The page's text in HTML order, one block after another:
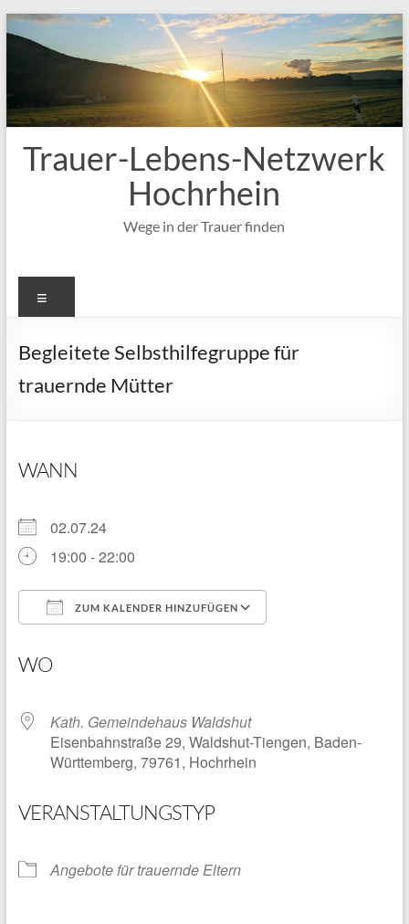
Zum
Inhalt
springen
Trauer-Lebens-Netzwerk
Hochrhein
Wege in der Trauer finden
Begleitete Selbsthilfegruppe für
trauernde Mütter
WANN
02.07.24
19:00 - 22:00
ZUM KALENDER HINZUFÜGEN
WO
Kath. Gemeindehaus Waldshut
Eisenbahnstraße 29, Waldshut-Tiengen, Baden-
Württemberg, 79761, Hochrhein
VERANSTALTUNGSTYP
Angebote für trauernde Eltern